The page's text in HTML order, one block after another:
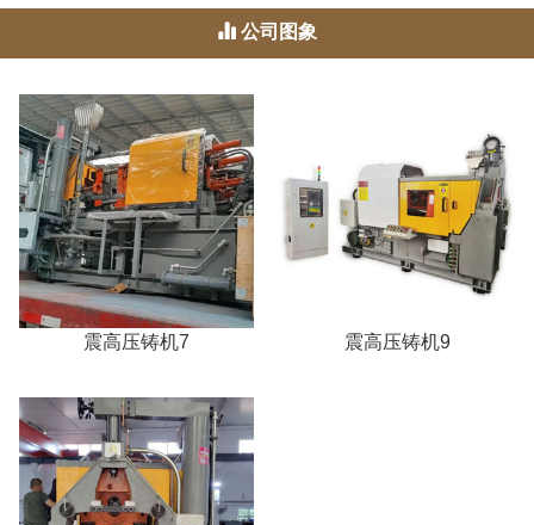
公司图象
震高压铸机7 震高压铸机9